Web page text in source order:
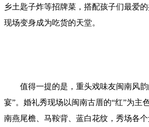
乡土匙子炸等招牌菜，搭配孩子们最爱的
现场变身成为吃货的天堂。
值得一提的是，重头戏味友闽南风
宴”。婚礼秀现场以闽南古厝的“红”为主
南燕尾檐、马鞍背、蓝白花纹，秀场各